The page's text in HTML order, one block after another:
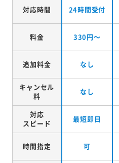
対応時間 24時間受付
料金 330円～
追加料金 なし
キャンセル
料
なし
対応
スピード
最短即日
時間指定 可